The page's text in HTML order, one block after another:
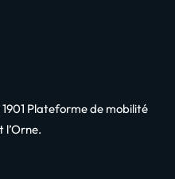
Plateforme de mobilité
l’Orne.